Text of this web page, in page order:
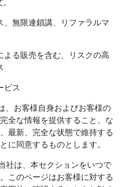
、無限連鎖講、リファラルマ
よる販売を含む、リスクの高
ビス
、お客様自身およびお客様の
全な情報を提供すること、な
最新、完全な状態で維持する
に同意するものとします。
社は、本セクションをいつで
このページはお客様に対する